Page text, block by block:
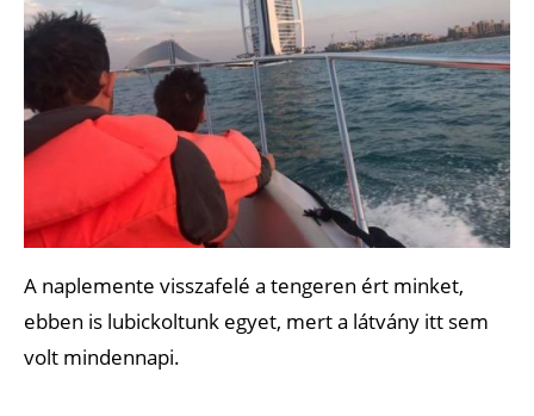
A naplemente visszafelé a tengeren ért minket,
ebben is lubickoltunk egyet, mert a látvány itt sem
volt mindennapi.